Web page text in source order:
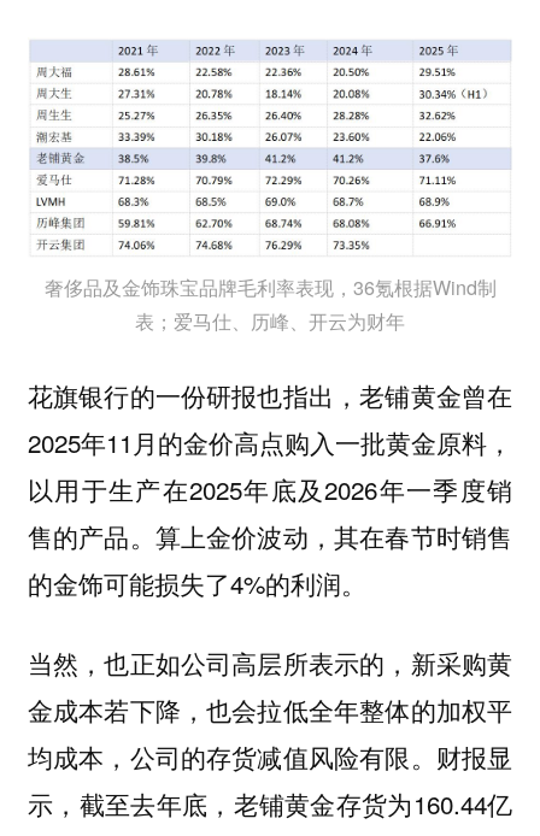
奢侈品及金饰珠宝品牌毛利率表现，36氪根据Wind制
表；爱马仕、历峰、开云为财年
花旗银行的一份研报也指出，老铺黄金曾在
2025年11月的金价高点购入一批黄金原料，
以用于生产在2025年底及2026年一季度销
售的产品。算上金价波动，其在春节时销售
的金饰可能损失了4%的利润。
当然，也正如公司高层所表示的，新采购黄
金成本若下降，也会拉低全年整体的加权平
均成本，公司的存货减值风险有限。财报显
示，截至去年底，老铺黄金存货为160.44亿